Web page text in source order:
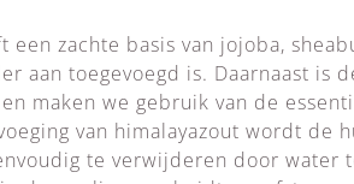
een zachte basis van jojoba,
aan toegevoegd is. Daarnaast
maken we gebruik van de
van himalayazout wordt de
te verwijderen door water